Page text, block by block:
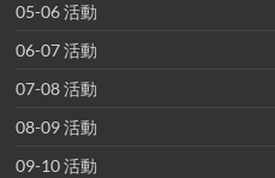
05-06 活動
06-07 活動
07-08 活動
08-09 活動
09-10 活動